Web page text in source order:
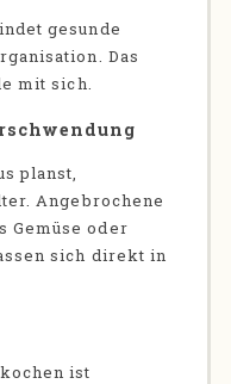
gesunde
Das
mit sich.
planst,
Angebrochene
Gemüse oder
sich direkt in
ist